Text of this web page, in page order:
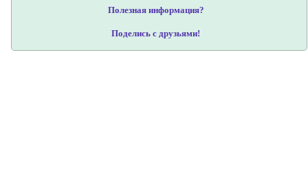
Полезная информация?
Поделись с друзьями!